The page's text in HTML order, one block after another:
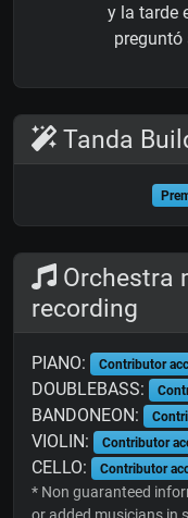
y la tarde
preguntó
Tanda
Orchestra
recording
PIANO: Contributor
DOUBLEBASS:
BANDONEON:
VIOLIN: Contributor
CELLO: Contributor
* Non guaranteed
or added musicians in